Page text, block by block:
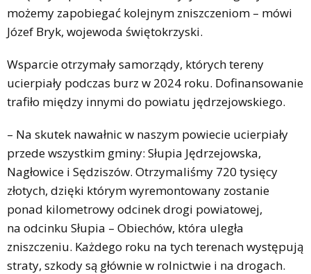
możemy zapobiegać kolejnym zniszczeniom – mówi
Józef Bryk, wojewoda świętokrzyski.
Wsparcie otrzymały samorządy, których tereny
ucierpiały podczas burz w 2024 roku. Dofinansowanie
trafiło między innymi do powiatu jędrzejowskiego.
– Na skutek nawałnic w naszym powiecie ucierpiały
przede wszystkim gminy: Słupia Jędrzejowska,
Nagłowice i Sędziszów. Otrzymaliśmy 720 tysięcy
złotych, dzięki którym wyremontowany zostanie
ponad kilometrowy odcinek drogi powiatowej,
na odcinku Słupia – Obiechów, która uległa
zniszczeniu. Każdego roku na tych terenach występują
straty, szkody są głównie w rolnictwie i na drogach.